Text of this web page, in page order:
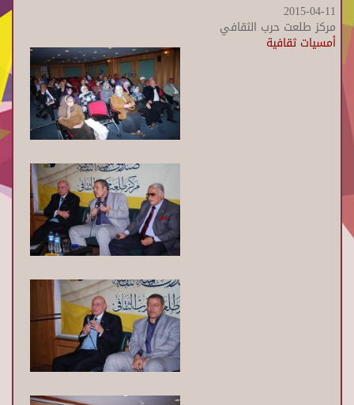
2015-04-11
مركز طلعت حرب الثقافي
أمسيات ثقافية